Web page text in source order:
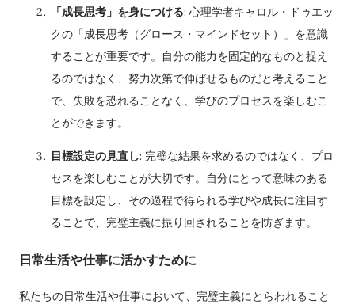
「成長思考」を身につける: 心理学者キャロル・ドゥエッ
クの「成長思考（グロース・マインドセット）」を意識
することが重要です。自分の能力を固定的なものと捉え
るのではなく、努力次第で伸ばせるものだと考えること
で、失敗を恐れることなく、学びのプロセスを楽しむこ
とができます。
目標設定の見直し: 完璧な結果を求めるのではなく、プロ
セスを楽しむことが大切です。自分にとって意味のある
目標を設定し、その過程で得られる学びや成長に注目す
ることで、完璧主義に振り回されることを防ぎます。
日常生活や仕事に活かすために
私たちの日常生活や仕事において、完璧主義にとらわれること